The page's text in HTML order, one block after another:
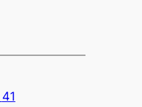
41